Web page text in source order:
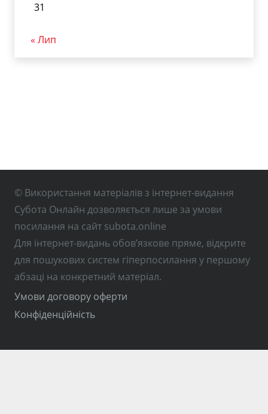
31
« Лип
© Використання матеріалів з інтернет-видання
Субота Онлайн дозволяється лише за умови
посилання на сайт subota.online
Для інтернет-видань обов’язкове пряме, відкрите
для пошукових систем гіперпосилання у першому
абзаці на конкретний матеріал.
Умови договору оферти
Конфіденційність